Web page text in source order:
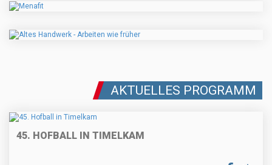
AKTUELLES PROGRAMM
45. HOFBALL IN TIMELKAM